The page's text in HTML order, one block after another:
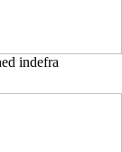
indefra